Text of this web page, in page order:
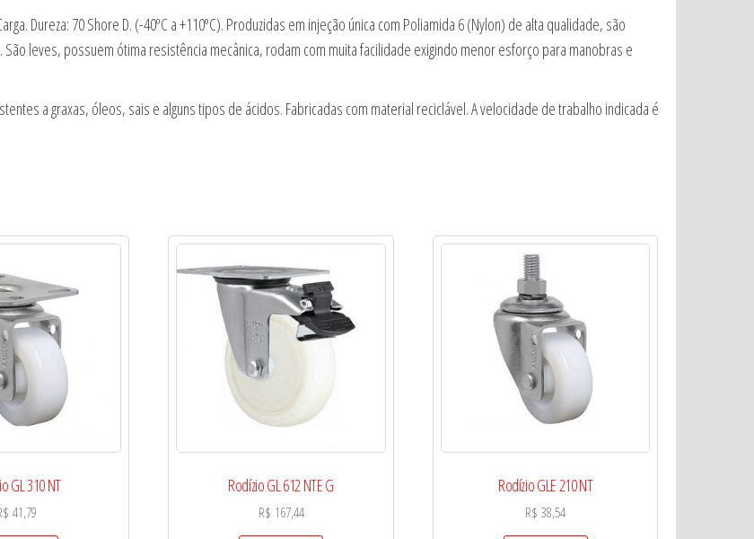
Dureza: 70 Shore D. (-40ºC a +110ºC). Produzidas em injeção única com Poliamida 6 (Nylon) de alta qualidade, são
leves, possuem ótima resistência mecânica, rodam com muita facilidade exigindo menor esforço para manobras e
a graxas, óleos, sais e alguns tipos de ácidos. Fabricadas com material reciclável. A velocidade de trabalho indicada é
GL 310 NT
41,79
Rodízio GL 612 NTE G
R$ 167,44
Rodízio GLE 210 NT
R$ 38,54